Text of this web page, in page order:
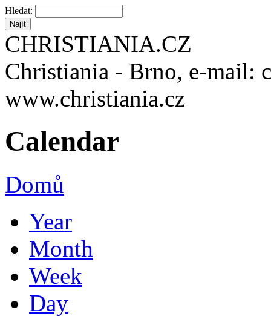
Hledat:
CHRISTIANIA.CZ
Christiania - Brno, e-mail:
www.christiania.cz
Calendar
Domů
Year
Month
Week
Day